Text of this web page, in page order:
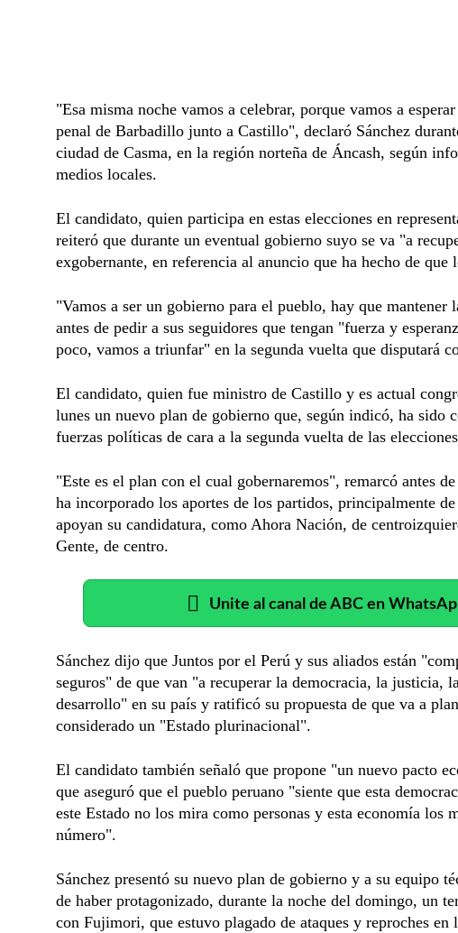
"Esa misma noche vamos a celebrar, porque vamos a
penal de Barbadillo junto a Castillo", declaró Sánchez
ciudad de Casma, en la región norteña de Áncash, según
medios locales.
El candidato, quien participa en estas elecciones en
reiteró que durante un eventual gobierno suyo se va "a
exgobernante, en referencia al anuncio que ha hecho de que
"Vamos a ser un gobierno para el pueblo, hay que mantener
antes de pedir a sus seguidores que tengan "fuerza y
poco, vamos a triunfar" en la segunda vuelta que disputará
El candidato, quien fue ministro de Castillo y es actual
lunes un nuevo plan de gobierno que, según indicó, ha sido
fuerzas políticas de cara a la segunda vuelta de las
"Este es el plan con el cual gobernaremos", remarcó antes
ha incorporado los aportes de los partidos, principalmente
apoyan su candidatura, como Ahora Nación, de
Gente, de centro.
Unite al canal de ABC en
Sánchez dijo que Juntos por el Perú y sus aliados están
seguros" de que van "a recuperar la democracia, la justicia,
desarrollo" en su país y ratificó su propuesta de que va a
considerado un "Estado plurinacional".
El candidato también señaló que propone "un nuevo pacto
que aseguró que el pueblo peruano "siente que esta
este Estado no los mira como personas y esta economía los
número".
Sánchez presentó su nuevo plan de gobierno y a su equipo
de haber protagonizado, durante la noche del domingo, un
con Fujimori, que estuvo plagado de ataques y reproches en